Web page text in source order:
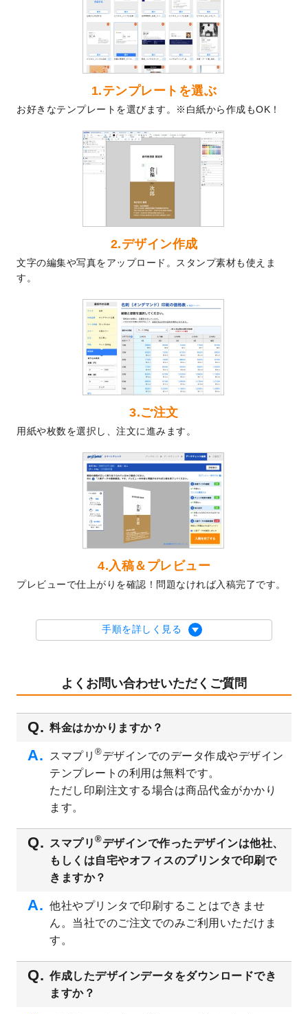
を公開いたしました。
喪中はがきのデザインテンプレート
いたしました。
2025年版1月始まりのカレンダーデザイン
テンプレート
を公開いたしました。
なりました！
プラスチックカードのデザインテンプレー
トを追加しました。
回数券のデザインテンプレート
した。
暑中見舞いのデザインテンプレート
しました。
メッセージカードのデザインテンプレート
を追加しました。
2024/6/14
エコノミータイプののぼりが作成できるよ
うになりました！
【新商品】のぼり
が作成できるようになり
ました！
DMのデザインテンプレートを追加しまし
た。
【新商品】ステッカー
なりました！
2024年版4月始まりのカレンダーデザイン
テンプレートを公開いたしました。
2024年辰年の年賀ポスターデザインテンプ
レート
を公開いたしました。
箔押し年賀状のデザインテンプレート
開いたしました。
クリアファイル、封筒、うちわにてオリジ
ナルデザインで作成できるようになりまし
た！
を公開いたしました。
2023/9/1
2024年版1月始まりのカレンダーデザイン
オリジナルサイズ、変型サイズで作成でき
るようになりました！
2023/8/18
チケットのデザインテンプレートを追加し
ました。
2023/8/7
【新商品】チケット
が作成できるようにな
りました！
美容・エステのチラシデザインテンプレー
トを追加しました。
いたしました。
2023/6/12
うちわのデザインテンプレート
を公開いた
しました。
を公開いたしました。
2023/5/9
書類カバー（見積書表紙）のデザインテン
追加しました。
2023/4/20
1.テンプレートを選ぶ
お好きなテンプレートを選びます。※白紙から作成もOK！
2.デザイン作成
文字の編集や写真をアップロード。スタンプ素材も使えま
す。
3.ご注文
用紙や枚数を選択し、注文に進みます。
4.入稿＆プレビュー
プレビューで仕上がりを確認！問題なければ入稿完了です。
手順を詳しく見る
よくお問い合わせいただくご質問
料金はかかりますか？
スマプリ ®デザインでのデータ作成やデザイン
テンプレートの利用は無料です。
ただし印刷注文する場合は商品代金がかかり
ます。
スマプリ ®デザインで作ったデザインは他社、
もしくは自宅やオフィスのプリンタで印刷で
きますか？
他社やプリンタで印刷することはできませ
ん。当社でのご注文でのみご利用いただけま
す。
作成したデザインデータをダウンロードでき
ますか？